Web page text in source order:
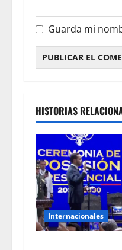
Guarda mi
HISTORIAS
Internacionales